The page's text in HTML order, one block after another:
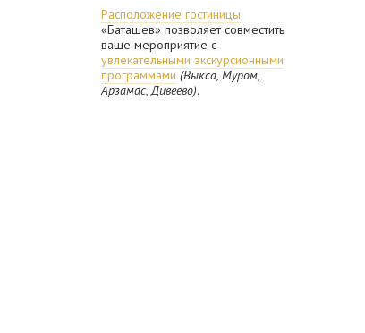
Расположение гостиницы
«Баташев» позволяет совместить
ваше мероприятие с
увлекательными экскурсионными
программами (Выкса, Муром,
Арзамас, Дивеево).